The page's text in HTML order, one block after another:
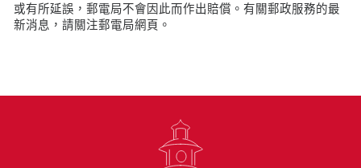
或有所延誤，郵電局不會因此而作出賠償。有關郵政服務的最
新消息，請關注郵電局網頁。